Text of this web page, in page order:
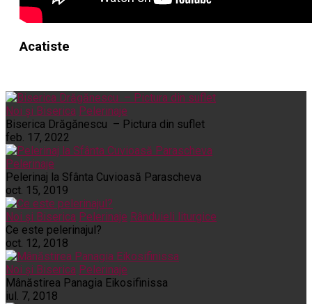
Acatiste
Noi și Biserica Pelerinaje
Biserica Drăgănescu – Pictura din suflet
feb. 17, 2022
Pelerinaje
Pelerinaj la Sfânta Cuvioasă Parascheva
oct. 15, 2019
Noi și Biserica Pelerinaje Rânduieli liturgice
Ce este pelerinajul?
oct. 12, 2018
Noi și Biserica Pelerinaje
Mânăstirea Panagia Eikosifinissa
iul. 7, 2018